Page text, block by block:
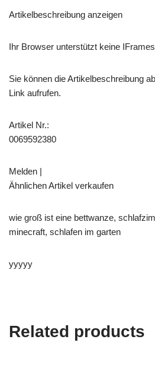
Artikelbeschreibung anzeigen
Ihr Browser unterstützt keine
Sie können die Artikelbeschreibung
Link aufrufen.
Artikel Nr.:
0069592380
Melden |
Ähnlichen Artikel verkaufen
wie groß ist eine bettwanze,
minecraft, schlafen im garten
yyyyy
Related products